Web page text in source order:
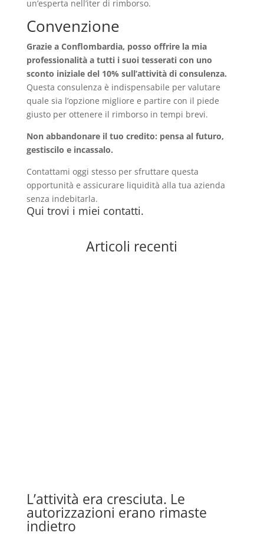
un’esperta nell’iter di rimborso.
Convenzione
Grazie a Conflombardia, posso offrire la mia
professionalità a tutti i suoi tesserati con uno
sconto iniziale del 10% sull’attività di consulenza.
Questa consulenza è indispensabile per valutare
quale sia l’opzione migliore e partire con il piede
giusto per ottenere il rimborso in tempi brevi.
Non abbandonare il tuo credito: pensa al futuro,
gestiscilo e incassalo.
Contattami oggi stesso per sfruttare questa
opportunità e assicurare liquidità alla tua azienda
senza indebitarla.
Qui trovi i miei contatti.
Articoli recenti
L’attività era cresciuta. Le
autorizzazioni erano rimaste
indietro